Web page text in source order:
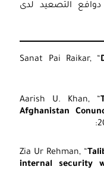
التصعيد لدى
Afghanistan
internal security